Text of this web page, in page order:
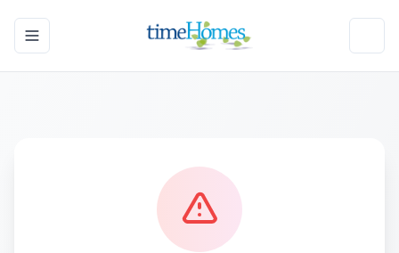
Toggle navigation menu